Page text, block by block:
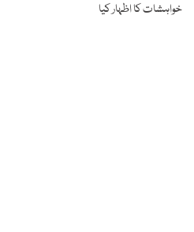
خواہشات کا اظہار کیا